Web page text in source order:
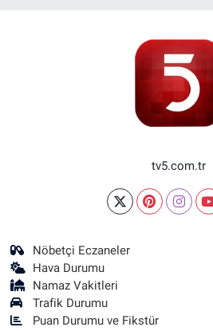
tv5.com.tr
Nöbetçi Eczaneler
Hava Durumu
Namaz Vakitleri
Trafik Durumu
Puan Durumu ve Fikstür